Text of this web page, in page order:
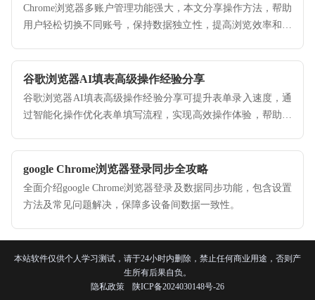
Chrome浏览器多账户管理功能强大，本文分享操作方法，帮助
用户轻松切换不同账号，保持数据独立性，提高浏览效率和管
谷歌浏览器AI填表高级操作经验分享
谷歌浏览器AI填表高级操作经验分享可提升表单录入速度，通
过智能化操作优化表单填写流程，实现高效操作体验，帮助用
google Chrome浏览器登录同步全攻略
全面介绍google Chrome浏览器登录及数据同步功能，包含设置
方法及常见问题解决，保障多设备间数据一致性。
本站软件仅供个人学习测试，请于24小时内删除，禁止任何商业用途，否则产
生所有后果自负。
隐私政策
陕ICP备2024030148号-26